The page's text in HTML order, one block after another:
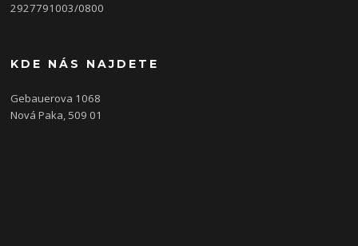
2927791003/0800
KDE NÁS NAJDETE
Gebauerova 1068
Nová Paka, 509 01